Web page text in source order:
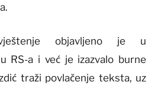
objavljeno je u
RS-a i već je izazvalo burne
traži povlačenje teksta, uz